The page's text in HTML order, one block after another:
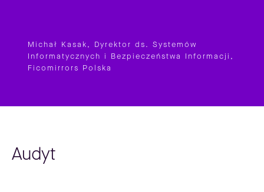
Michał Kasak, Dyrektor ds. Systemów
Informatycznych i Bezpieczeństwa Informacji,
Ficomirrors Polska
Audyt